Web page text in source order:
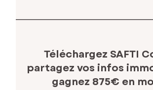
Téléchargez SAFTI
partagez vos infos
gagnez 875€ en